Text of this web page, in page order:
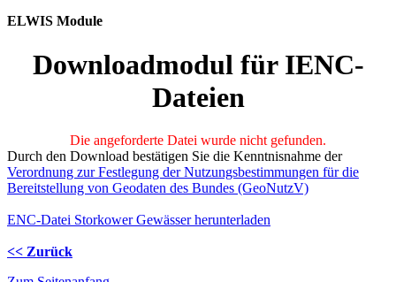
ELWIS Module
Downloadmodul für IENC-
Dateien
Die angeforderte Datei wurde nicht gefunden.
Durch den Download bestätigen Sie die Kenntnisnahme der
Verordnung zur Festlegung der Nutzungsbestimmungen für die
Bereitstellung von Geodaten des Bundes (GeoNutzV)
ENC-Datei Storkower Gewässer herunterladen
<< Zurück